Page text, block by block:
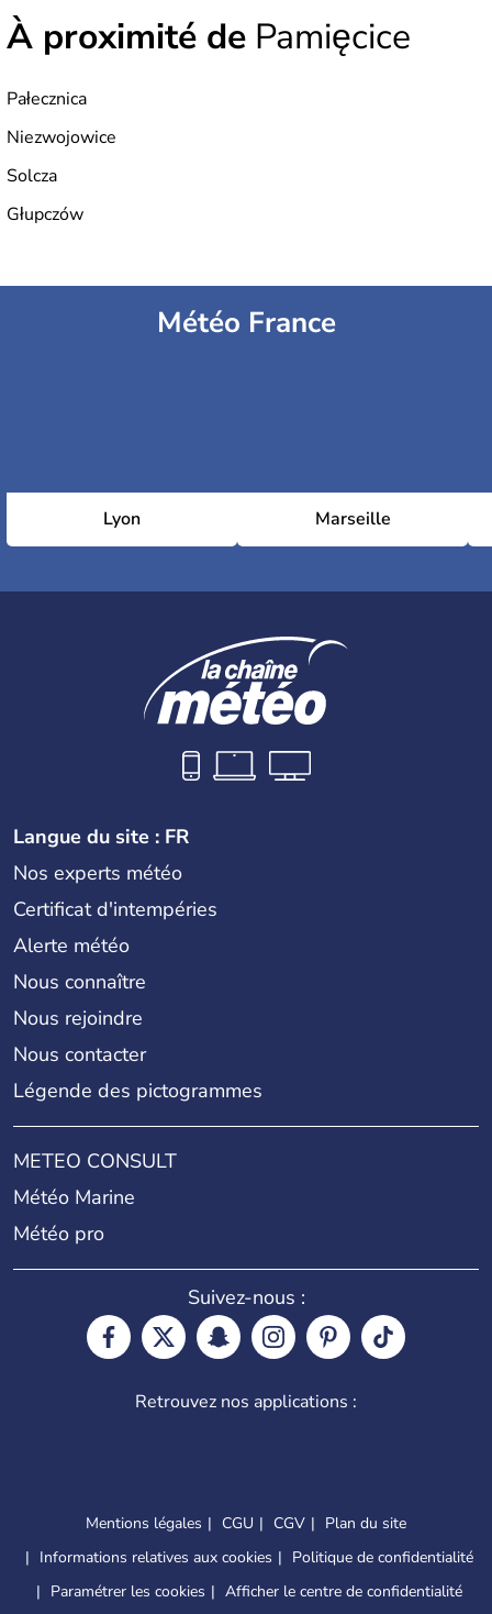
À proximité de Pamięcice
Pałecznica
Niezwojowice
Solcza
Głupczów
Météo France
Lyon Marseille
Langue du site : FR
Nos experts météo
Certificat d'intempéries
Alerte météo
Nous connaître
Nous rejoindre
Nous contacter
Légende des pictogrammes
METEO CONSULT
Météo Marine
Météo pro
Suivez-nous :
Retrouvez nos applications :
Mentions légales CGU CGV
Plan du site
Informations relatives aux cookies
Politique de confidentialité
Paramétrer les cookies
Afficher le centre de confidentialité